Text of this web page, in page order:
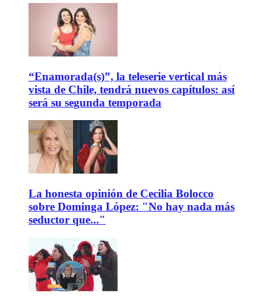
“Enamorada(s)”, la teleserie vertical más
vista de Chile, tendrá nuevos capítulos: así
será su segunda temporada
La honesta opinión de Cecilia Bolocco
sobre Dominga López: "No hay nada más
seductor que..."